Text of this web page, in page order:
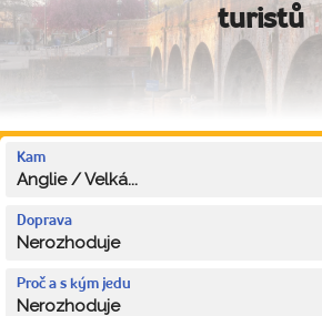
turistů
Kam
Anglie / Velká...
Doprava
Nerozhoduje
Proč a s kým jedu
Nerozhoduje